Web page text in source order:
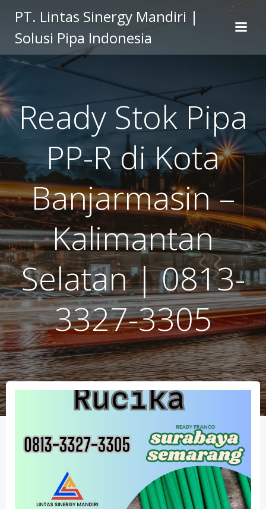
to
content
PT. Lintas Sinergy Mandiri |
Solusi Pipa Indonesia
Ready Stok Pipa
PP-R di Kota
Banjarmasin –
Kalimantan
Selatan | 0813-
3327-3305